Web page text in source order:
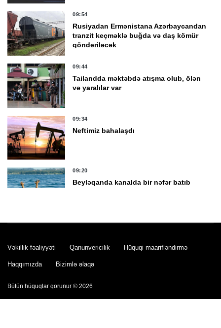
09:54
Rusiyadan Ermənistana Azərbaycandan
tranzit keçməklə buğda və daş kömür
göndəriləcək
09:44
Tailandda məktəbdə atışma olub, ölən
və yaralılar var
09:34
Neftimiz bahalaşdı
09:20
Beyləqanda kanalda bir nəfər batıb
09:02
Dəməşqdə partlayış oldu, 2 nəfər öldü,
Vəkillik fəaliyyəti Qanunvericilik Hüquqi maarifləndirmə
Haqqımızda Bizimlə əlaqə
Bütün hüquqlar qorunur © 2026